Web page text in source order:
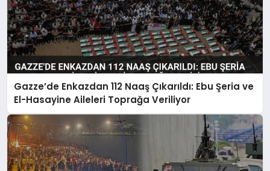
Gazze’de Enkazdan 112 Naaş Çıkarıldı: Ebu Şeria ve
El-Hasayine Aileleri Toprağa Veriliyor